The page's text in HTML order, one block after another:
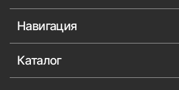
Навигация
Каталог